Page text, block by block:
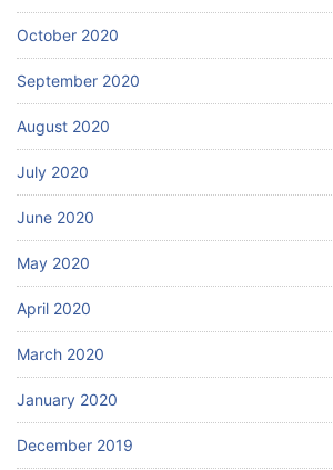
October 2020
September 2020
August 2020
July 2020
June 2020
May 2020
April 2020
March 2020
January 2020
December 2019